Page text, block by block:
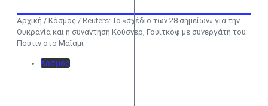
Αρχική / Κόσμος / Reuters: Το «σχέδιο των 28 σημείων» για την
Ουκρανία και η συνάντηση Κούσνερ, Γουίτκοφ με συνεργάτη του
Πούτιν στο Μαϊάμι
Κόσμος